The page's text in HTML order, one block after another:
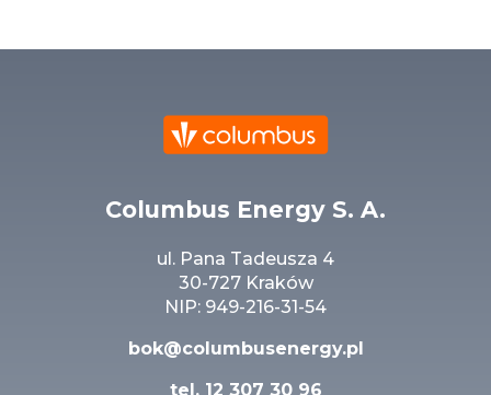
Columbus Energy S. A.
ul. Pana Tadeusza 4
30-727 Kraków
NIP: 949-216-31-54
bok@columbusenergy.pl
tel.12 307 30 96